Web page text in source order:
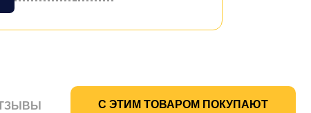
С ЭТИМ ТОВАРОМ ПОКУПАЮТ